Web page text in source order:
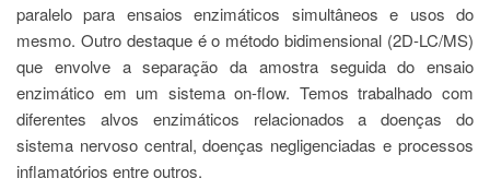
Alunos
Apresentação
Atendimento
Online
Auxílio
paralelo para ensaios enzimáticos simultâneos e usos do
mesmo. Outro destaque é o método bidimensional (2D-LC/MS)
que envolve a separação da amostra seguida do ensaio
enzimático em um sistema on-flow. Temos trabalhado com
diferentes alvos enzimáticos relacionados a doenças do
sistema nervoso central, doenças negligenciadas e processos
inflamatórios entre outros.